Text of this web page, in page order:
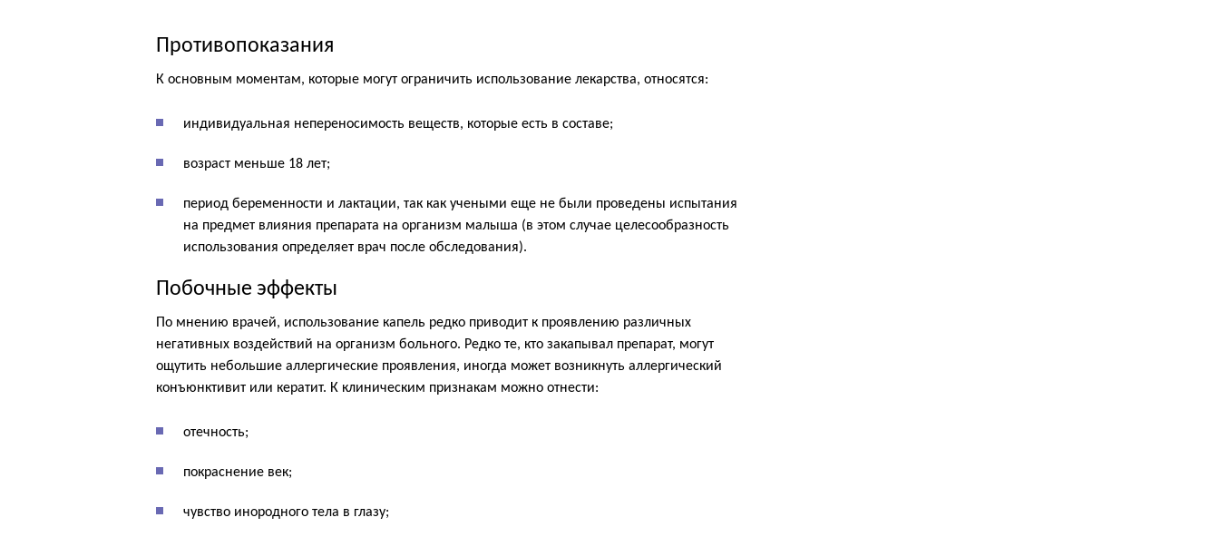
Противопоказания
К основным моментам, которые могут ограничить использование лекарства, относятся:
индивидуальная непереносимость веществ, которые есть в составе;
возраст меньше 18 лет;
период беременности и лактации, так как учеными еще не были проведены испытания
на предмет влияния препарата на организм малыша (в этом случае целесообразность
использования определяет врач после обследования).
Побочные эффекты
По мнению врачей, использование капель редко приводит к проявлению различных
негативных воздействий на организм больного. Редко те, кто закапывал препарат, могут
ощутить небольшие аллергические проявления, иногда может возникнуть аллергический
конъюнктивит или кератит. К клиническим признакам можно отнести:
отечность;
покраснение век;
чувство инородного тела в глазу;